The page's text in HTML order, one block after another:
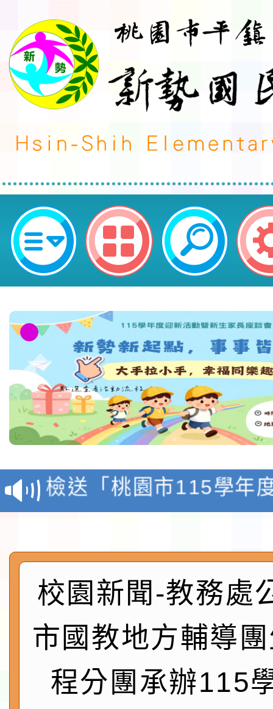
本市國教地方輔導團生活課程分團
精進國民中小學教師教學專業與課
計畫-國小初任生活課程教師增能
教師參加，請查 照。-桃園市平鎮
本校115學年度第1學
第3次招考代課鐘點教
告(不再辦理後續甄選)
檢送「桃園市115學年
賽實施要點」1份
本市「115學年度學生
程安排一案
「桃園市補助參觀特色
展演活動實施計畫」
請一案
社團法人中華民國畫廊
026 ART TAIPEI臺北
會」之「藝術教育日」
本校115學年度第1學
第2次招考代課鐘點教
告(採1次公告分次招考)
0 小時業訓練課程
轉知本市體育總會划船
校園新聞-教務處
市國教地方輔導
程分團承辦115